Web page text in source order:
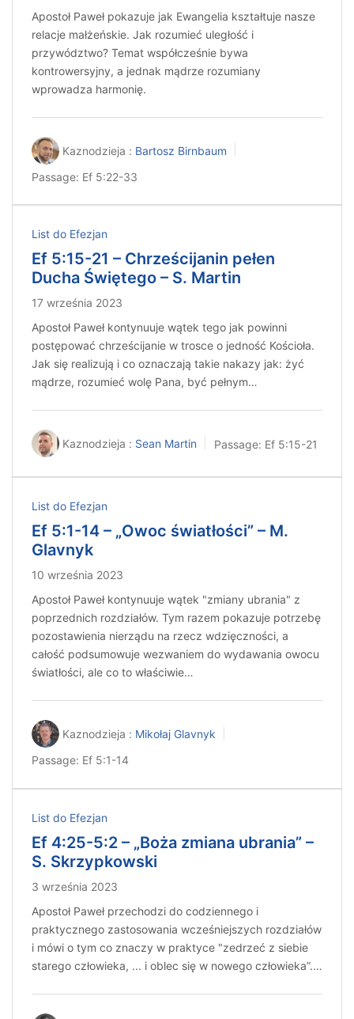
Apostoł Paweł pokazuje jak Ewangelia kształtuje nasze
relacje małżeńskie. Jak rozumieć uległość i
przywództwo? Temat współcześnie bywa
kontrowersyjny, a jednak mądrze rozumiany
wprowadza harmonię.
Kaznodzieja : Bartosz Birnbaum
Passage: Ef 5:22-33
List do Efezjan
Ef 5:15-21 – Chrześcijanin pełen
Ducha Świętego – S. Martin
17 września 2023
Apostoł Paweł kontynuuje wątek tego jak powinni
postępować chrześcijanie w trosce o jedność Kościoła.
Jak się realizują i co oznaczają takie nakazy jak: żyć
mądrze, rozumieć wolę Pana, być pełnym…
Kaznodzieja : Sean Martin Passage: Ef 5:15-21
List do Efezjan
Ef 5:1-14 – „Owoc światłości” – M.
Glavnyk
10 września 2023
Apostoł Paweł kontynuuje wątek "zmiany ubrania" z
poprzednich rozdziałów. Tym razem pokazuje potrzebę
pozostawienia nierządu na rzecz wdzięczności, a
całość podsumowuje wezwaniem do wydawania owocu
światłości, ale co to właściwie…
Kaznodzieja : Mikołaj Glavnyk
Passage: Ef 5:1-14
List do Efezjan
Ef 4:25-5:2 – „Boża zmiana ubrania” –
S. Skrzypkowski
3 września 2023
Apostoł Paweł przechodzi do codziennego i
praktycznego zastosowania wcześniejszych rozdziałów
i mówi o tym co znaczy w praktyce "zedrzeć z siebie
starego człowieka, ... i oblec się w nowego człowieka”.…